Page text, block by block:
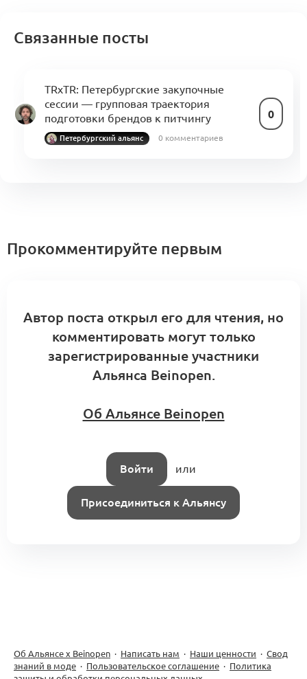
Связанные посты
TRxTR: Петербургские закупочные
сессии — групповая траектория
подготовки брендов к питчингу
0
Петербургский альянс 0 комментариев
Прокомментируйте первым
Автор поста открыл его для чтения, но
комментировать могут только
зарегистрированные участники
Альянса Beinopen.
Об Альянсе Beinopen
Войти или
Присоединиться к Альянсу
Об Альянсе х Beinopen · Написать нам · Наши ценности · Свод
знаний в моде · Пользовательское соглашение · Политика